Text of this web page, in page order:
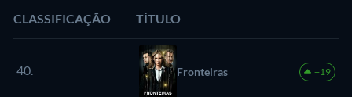
CLASSIFICAÇÃO TÍTULO
40. Fronteiras +19